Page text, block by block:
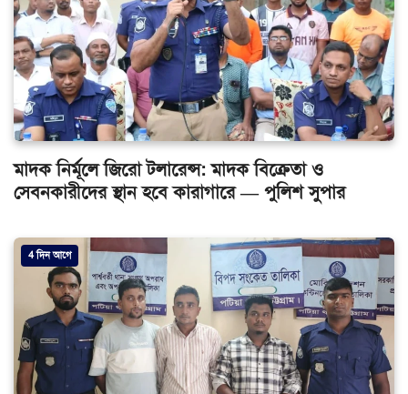
মাদক নির্মূলে জিরো টলারেন্স: মাদক বিক্রেতা ও
সেবনকারীদের স্থান হবে কারাগারে — পুলিশ সুপার
4 দিন আগে